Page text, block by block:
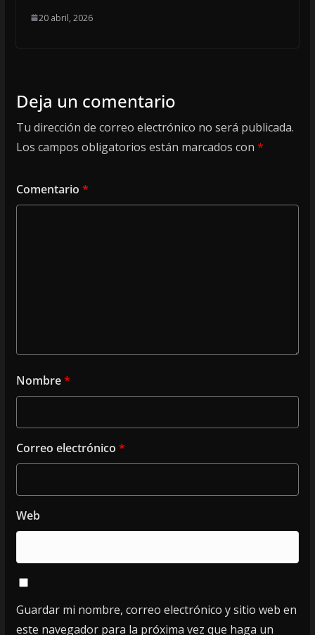
20 abril, 2026
Deja un comentario
Tu dirección de correo electrónico no será publicada.
Los campos obligatorios están marcados con *
Comentario *
Nombre*
Correo electrónico *
Web
Guardar mi nombre, correo electrónico y sitio web en
este navegador para la próxima vez que haga un